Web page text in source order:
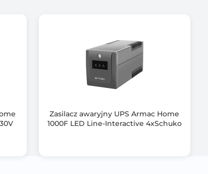
Zasilacz awaryjny UPS Armac Home
1000F LED Line-Interactive 4xSchuko